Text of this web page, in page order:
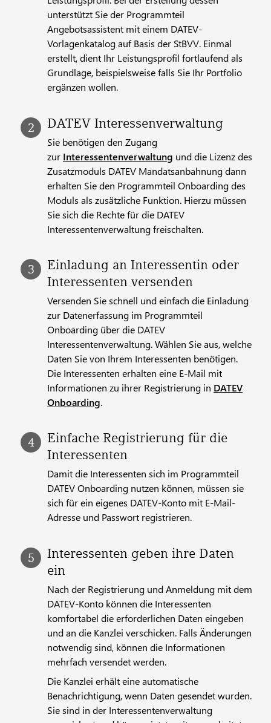
unterstützt Sie der Programmteil
Angebotsassistent mit einem DATEV-
Vorlagenkatalog auf Basis der StBVV. Einmal
erstellt, dient Ihr Leistungsprofil fortlaufend als
Grundlage, beispielsweise falls Sie Ihr Portfolio
ergänzen wollen.
DATEV Interessenverwaltung
Sie benötigen den Zugang
zur Interessentenverwaltung und die Lizenz des
Zusatzmoduls DATEV Mandatsanbahnung dann
erhalten Sie den Programmteil Onboarding des
Moduls als zusätzliche Funktion. Hierzu müssen
Sie sich die Rechte für die DATEV
Interessentenverwaltung freischalten.
Einladung an Interessentin oder
Interessenten versenden
Versenden Sie schnell und einfach die Einladung
zur Datenerfassung im Programmteil
Onboarding über die DATEV
Interessentenverwaltung. Wählen Sie aus, welche
Daten Sie von Ihrem Interessenten benötigen.
Die Interessenten erhalten eine E-Mail mit
Informationen zu ihrer Registrierung in DATEV
Onboarding.
Einfache Registrierung für die
Interessenten
Damit die Interessenten sich im Programmteil
DATEV Onboarding nutzen können, müssen sie
sich für ein eigenes DATEV-Konto mit E-Mail-
Adresse und Passwort registrieren.
Interessenten geben ihre Daten
ein
Nach der Registrierung und Anmeldung mit dem
DATEV-Konto können die Interessenten
komfortabel die erforderlichen Daten eingeben
und an die Kanzlei verschicken. Falls Änderungen
notwendig sind, können die Informationen
mehrfach versendet werden.
Die Kanzlei erhält eine automatische
Benachrichtigung, wenn Daten gesendet wurden.
Sie sind in der Interessentenverwaltung